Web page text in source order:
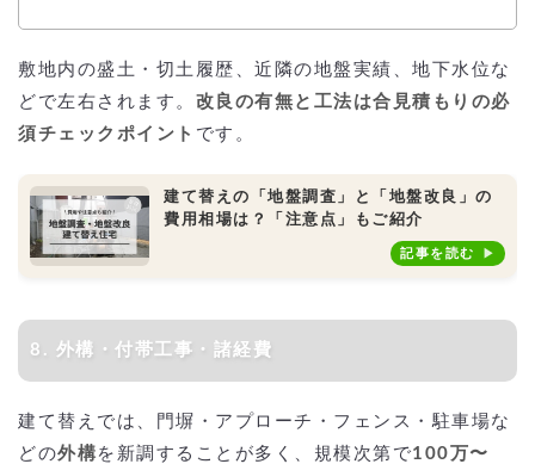
敷地内の盛土・切土履歴、近隣の地盤実績、地下水位な
どで左右されます。 改良の有無と工法は合見積もりの必
須チェックポイント です。
建て替えの「地盤調査」と「地盤改良」の
費用相場は？「注意点」もご紹介
記事を読む
8. 外構・付帯工事・諸経費
建て替えでは、門塀・アプローチ・フェンス・駐車場な
どの外構 を新調することが多く、規模次第で100万〜